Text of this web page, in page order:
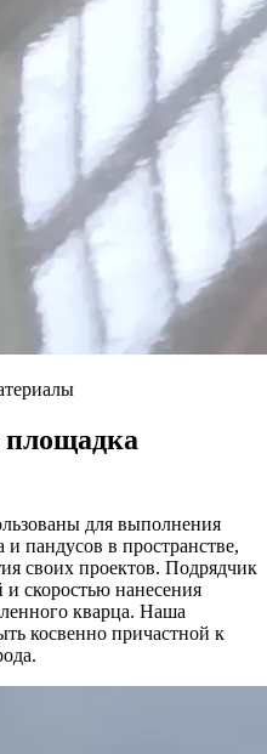
для выполнения
пандусов в пространстве,
своих проектов. Подрядчик
скоростью нанесения
кварца. Наша
косвенно причастной к